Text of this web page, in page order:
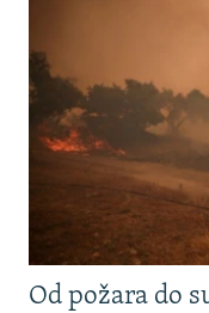
Od požara do